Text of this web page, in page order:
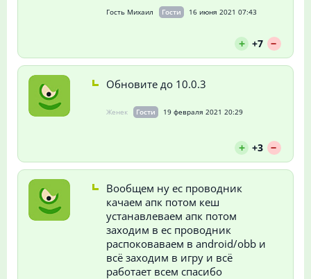
Гость Михаил Гости 16 июня 2021 07:43
+ +7 --
Обновите до 10.0.3
Женек Гости 19 февраля 2021 20:29
+ +3 --
Вообщем ну ес проводник
качаем апк потом кеш
устанавлеваем апк потом
заходим в ес проводник
распоковаваем в android/obb и
всё заходим в игру и всё
работает всем спасибо